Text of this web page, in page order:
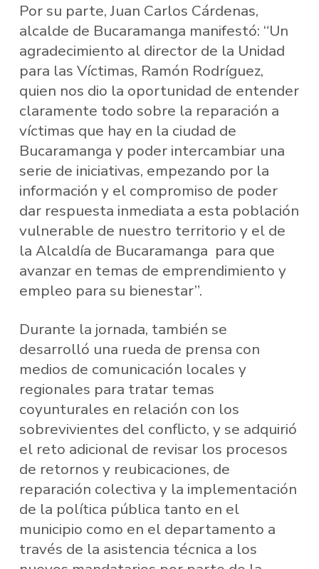
Por su parte, Juan Carlos Cárdenas,
alcalde de Bucaramanga manifestó: “Un
agradecimiento al director de la Unidad
para las Víctimas, Ramón Rodríguez,
quien nos dio la oportunidad de entender
claramente todo sobre la reparación a
víctimas que hay en la ciudad de
Bucaramanga y poder intercambiar una
serie de iniciativas, empezando por la
información y el compromiso de poder
dar respuesta inmediata a esta población
vulnerable de nuestro territorio y el de
la Alcaldía de Bucaramanga para que
avanzar en temas de emprendimiento y
empleo para su bienestar”.
Durante la jornada, también se
desarrolló una rueda de prensa con
medios de comunicación locales y
regionales para tratar temas
coyunturales en relación con los
sobrevivientes del conflicto, y se adquirió
el reto adicional de revisar los procesos
de retornos y reubicaciones, de
reparación colectiva y la implementación
de la política pública tanto en el
municipio como en el departamento a
través de la asistencia técnica a los